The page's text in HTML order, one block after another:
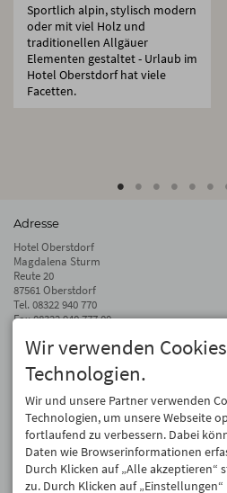
Sportlich alpin, stylisch modern
oder mit viel Holz und
traditionellen Allgäuer
Elementen gestaltet - Urlaub im
Hotel Oberstdorf hat viele
Facetten.
Adresse
Hotel Oberstdorf
Magdalena Sturm
Reute 20
87561 Oberstdorf
Tel. 08322 940 770
Fax 08322 940 777 00
info@hotel-oberstdorf.de
Auf dem Laufenden bleiben
Wir geben Ihre E-Mail-Adresse nicht weiter.
Versprochen! Eine Abmeldung ist jederzeit
Anmelden
Wir verwenden
Technologien.
Wir und unsere Partner verwenden
Technologien, um unsere Webseite
fortlaufend zu verbessern. Dabei
Daten wie Browserinformationen
Durch Klicken auf „Alle akzeptieren“
zu. Durch Klicken auf